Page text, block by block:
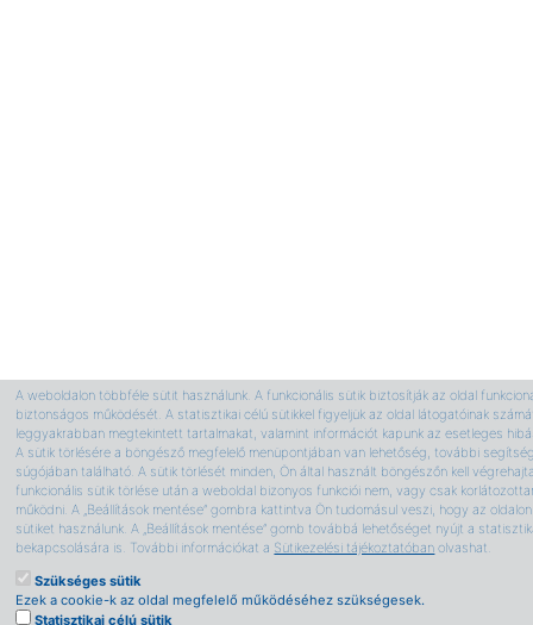
A weboldalon többféle sütit használunk. A funkcionális sütik biztosítják az oldal
biztonságos működését. A statisztikai célú sütikkel figyeljük az oldal látogatóinak
leggyakrabban megtekintett tartalmakat, valamint információt kapunk az esetleges
A sütik törlésére a böngésző megfelelő menüpontjában van lehetőség, további
súgójában található. A sütik törlését minden, Ön által használt böngészőn kell
funkcionális sütik törlése után a weboldal bizonyos funkciói nem, vagy csak
működni. A „Beállítások mentése” gombra kattintva Ön tudomásul veszi, hogy az
sütiket használunk. A „Beállítások mentése” gomb továbbá lehetőséget nyújt a
bekapcsolására is. További információkat a Sütikezelési tájékoztatóban olvashat.
Szükséges sütik
Ezek a cookie-k az oldal megfelelő működéséhez szükségesek.
Statisztikai célú sütik